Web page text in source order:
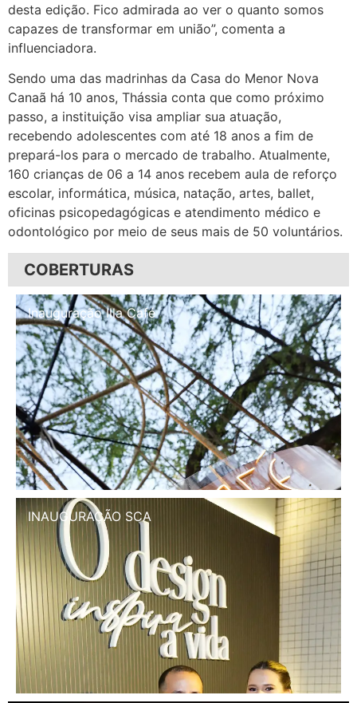
desta edição. Fico admirada ao ver o quanto somos
capazes de transformar em união”, comenta a
influenciadora.
Sendo uma das madrinhas da Casa do Menor Nova
Canaã há 10 anos, Thássia conta que como próximo
passo, a instituição visa ampliar sua atuação,
recebendo adolescentes com até 18 anos a fim de
prepará-los para o mercado de trabalho. Atualmente,
160 crianças de 06 a 14 anos recebem aula de reforço
escolar, informática, música, natação, artes, ballet,
oficinas psicopedagógicas e atendimento médico e
odontológico por meio de seus mais de 50 voluntários.
COBERTURAS
Inauguração Illa Café
INAUGURAÇÃO SCA